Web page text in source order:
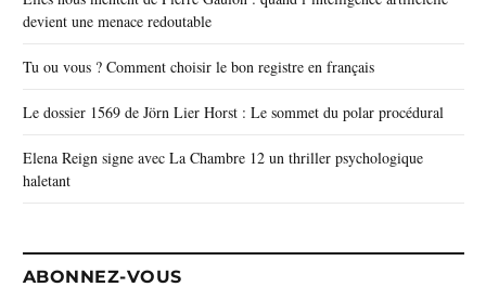
devient une menace redoutable
Tu ou vous ? Comment choisir le bon registre en français
Le dossier 1569 de Jörn Lier Horst : Le sommet du polar procédural
Elena Reign signe avec La Chambre 12 un thriller psychologique
haletant
ABONNEZ-VOUS